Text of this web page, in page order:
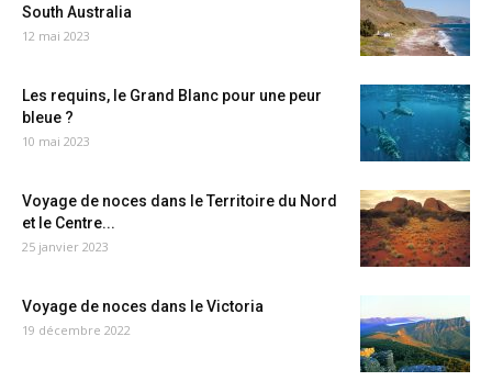
South Australia
12 mai 2023
Les requins, le Grand Blanc pour une peur
bleue ?
10 mai 2023
Voyage de noces dans le Territoire du Nord
et le Centre...
25 janvier 2023
Voyage de noces dans le Victoria
19 décembre 2022